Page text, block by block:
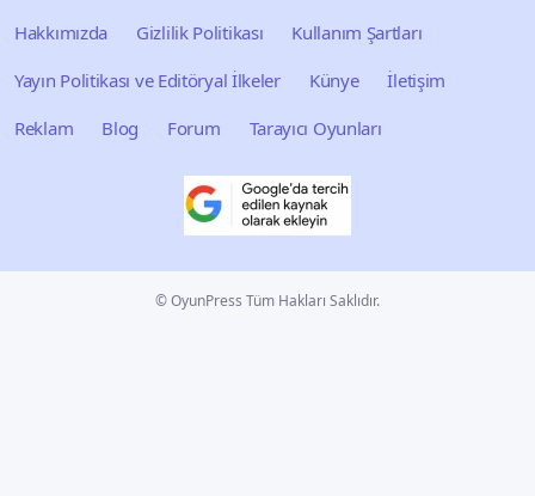
Hakkımızda Gizlilik Politikası
Kullanım Şartları
Yayın Politikası ve Editöryal İlkeler
Künye
İletişim
Reklam
Blog Forum Tarayıcı Oyunları
© OyunPress Tüm Hakları Saklıdır.